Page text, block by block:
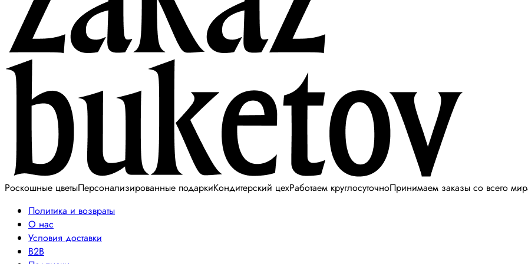
Роскошные цветыПерсонализированные подаркиКондитерский цехРаботаем круглосуточноПринимаем заказы со всего
Политика и возвраты
О нас
Условия доставки
B2B